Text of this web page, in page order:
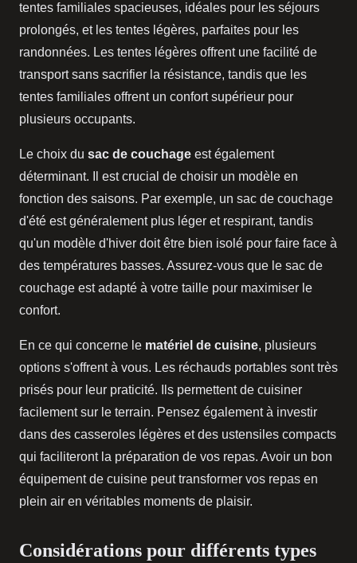
tentes familiales spacieuses, idéales pour les séjours
prolongés, et les tentes légères, parfaites pour les
randonnées. Les tentes légères offrent une facilité de
transport sans sacrifier la résistance, tandis que les
tentes familiales offrent un confort supérieur pour
plusieurs occupants.
Le choix du sac de couchage est également
déterminant. Il est crucial de choisir un modèle en
fonction des saisons. Par exemple, un sac de couchage
d'été est généralement plus léger et respirant, tandis
qu'un modèle d'hiver doit être bien isolé pour faire face à
des températures basses. Assurez-vous que le sac de
couchage est adapté à votre taille pour maximiser le
confort.
En ce qui concerne le matériel de cuisine, plusieurs
options s'offrent à vous. Les réchauds portables sont très
prisés pour leur praticité. Ils permettent de cuisiner
facilement sur le terrain. Pensez également à investir
dans des casseroles légères et des ustensiles compacts
qui faciliteront la préparation de vos repas. Avoir un bon
équipement de cuisine peut transformer vos repas en
plein air en véritables moments de plaisir.
Considérations pour différents types